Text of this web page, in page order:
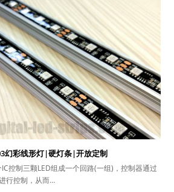
幻彩线形灯|硬灯条|开放定制
控制三颗LED组成一个回路(一组)，控制器通过
行控制，从而…